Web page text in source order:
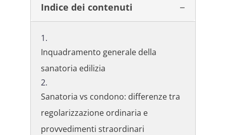
Indice dei contenuti
Inquadramento generale della
sanatoria edilizia
Sanatoria vs condono: differenze tra
regolarizzazione ordinaria e
provvedimenti straordinari